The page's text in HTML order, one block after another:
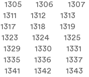
1305 1306 1307
1311 1312 1313
1317 1318 1319
1323 1324 1325
1329 1330 1331
1335 1336 1337
1341 1342 1343